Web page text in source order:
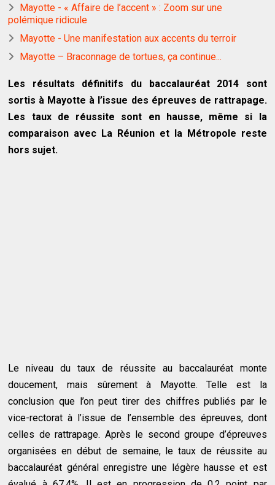
Mayotte - « Affaire de l’accent » : Zoom sur une
polémique ridicule
Mayotte - Une manifestation aux accents du terroir
Mayotte – Braconnage de tortues, ça continue...
Les résultats définitifs du baccalauréat 2014 sont
sortis à Mayotte à l’issue des épreuves de rattrapage.
Les taux de réussite sont en hausse, même si la
comparaison avec La Réunion et la Métropole reste
hors sujet.
Le niveau du taux de réussite au baccalauréat monte
doucement, mais sûrement à Mayotte. Telle est la
conclusion que l’on peut tirer des chiffres publiés par le
vice-rectorat à l’issue de l’ensemble des épreuves, dont
celles de rattrapage. Après le second groupe d’épreuves
organisées en début de semaine, le taux de réussite au
baccalauréat général enregistre une légère hausse et est